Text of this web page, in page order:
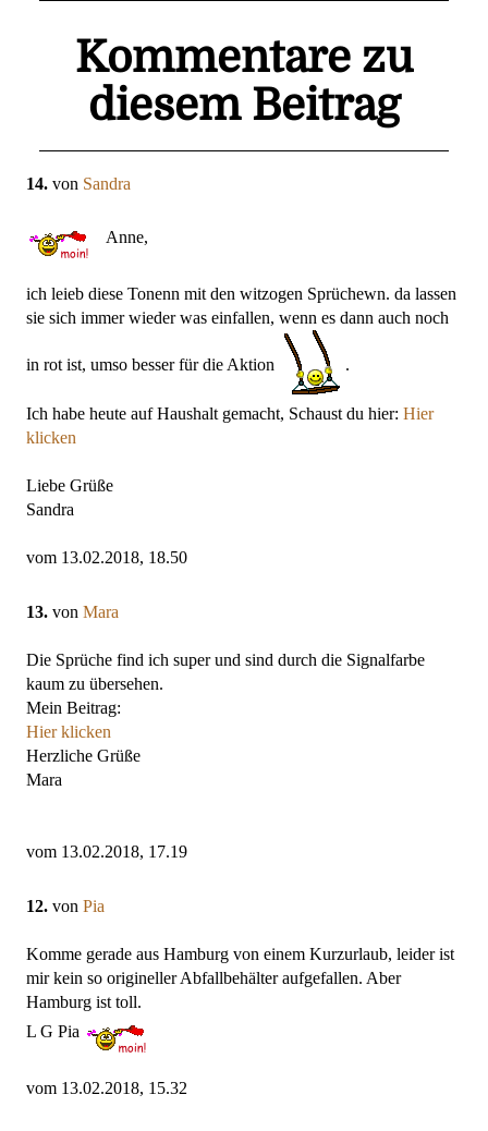
Kommentare zu
diesem Beitrag
14. von Sandra
Anne,
ich leieb diese Tonenn mit den witzogen Sprüchewn. da lassen
sie sich immer wieder was einfallen, wenn es dann auch noch
in rot ist, umso besser für die Aktion
Ich habe heute auf Haushalt gemacht, Schaust du hier: Hier
klicken
Liebe Grüße
Sandra
vom 13.02.2018, 18.50
13. von Mara
Die Sprüche find ich super und sind durch die Signalfarbe
kaum zu übersehen.
Mein Beitrag:
Hier klicken
Herzliche Grüße
Mara
vom 13.02.2018, 17.19
12. von Pia
Komme gerade aus Hamburg von einem Kurzurlaub, leider ist
mir kein so origineller Abfallbehälter aufgefallen. Aber
Hamburg ist toll.
L G Pia
vom 13.02.2018, 15.32